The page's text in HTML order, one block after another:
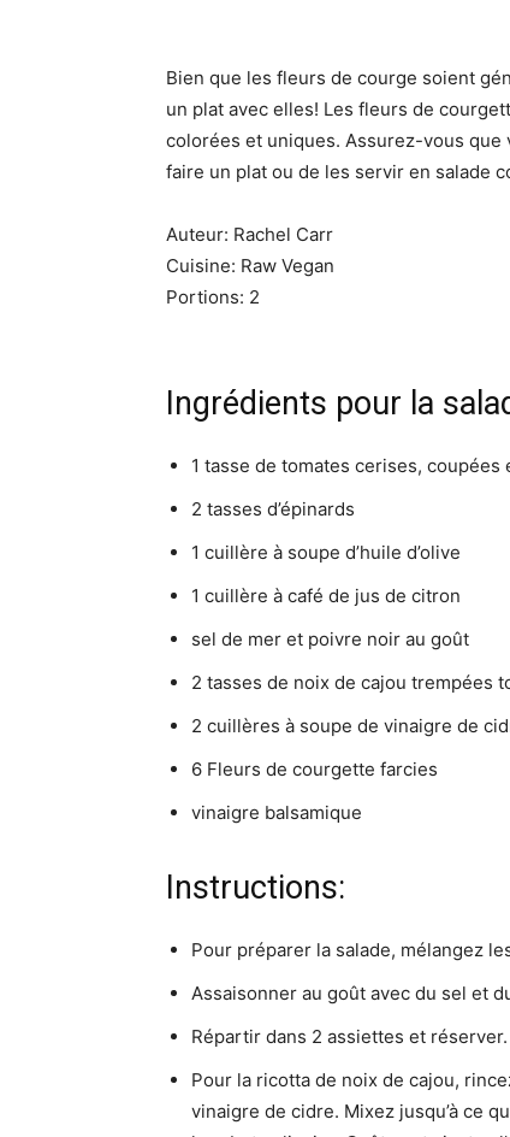
Bien que les fleurs de courge soient
un plat avec elles! Les fleurs de
colorées et uniques. Assurez-vous que
faire un plat ou de les servir en salade
Auteur: Rachel Carr
Cuisine: Raw Vegan
Portions: 2
Ingrédients pour la
1 tasse de tomates cerises, coupées
2 tasses d’épinards
1 cuillère à soupe d’huile d’olive
1 cuillère à café de jus de citron
sel de mer et poivre noir au goût
2 tasses de noix de cajou trempées
2 cuillères à soupe de vinaigre de
6 Fleurs de courgette farcies
vinaigre balsamique
Instructions:
Pour préparer la salade, mélangez
Assaisonner au goût avec du sel et
Répartir dans 2 assiettes et réserver.
Pour la ricotta de noix de cajou,
vinaigre de cidre. Mixez jusqu’à ce